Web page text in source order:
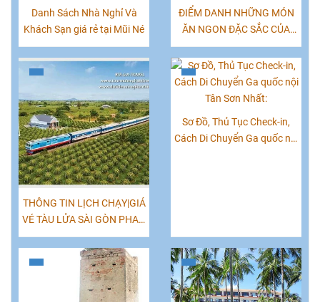
Danh Sách Nhà Nghỉ Và
Khách Sạn giá rẻ tại Mũi Né
ĐIỂM DANH NHỮNG MÓN
ĂN NGON ĐẶC SẮC CỦA
PHAN THIẾT, MŨI NÉ
THÔNG TIN LỊCH CHẠY|GIÁ
VÉ TÀU LỬA SÀI GÒN PHAN
THIẾT
Sơ Đồ, Thủ Tục Check-in,
Cách Di Chuyển Ga quốc nội